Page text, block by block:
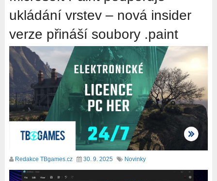
ukládání vrstev – nová insider
verze přináší soubory .paint
Redakce TBgames.cz 30. 9. 2025 Novinky